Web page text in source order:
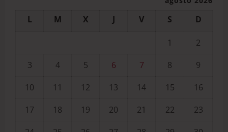
L M X J V S D
1
2
3
4 5 6 7 8
9
10
11 12 13 14 15
16
17
18 19 20 21 22
23